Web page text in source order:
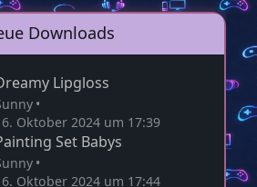
Downloads
Lipgloss
Oktober 2024 um 17:39
Set Babys
Oktober 2024 um 17:44